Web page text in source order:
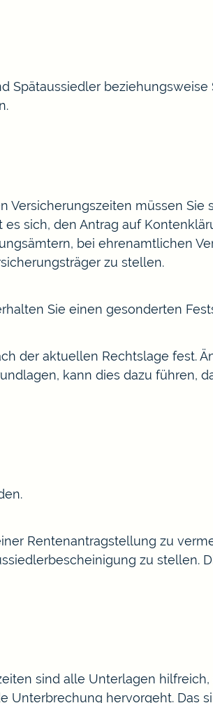
Spätaussiedler beziehungsweise
müssen Sie
sich, den Antrag auf
bei ehrenamtlichen
zu stellen.
Sie einen gesonderten
der aktuellen Rechtslage fest.
kann dies dazu führen,
Rentenantragstellung zu
zu stellen.
sind alle Unterlagen
hervorgeht. Das